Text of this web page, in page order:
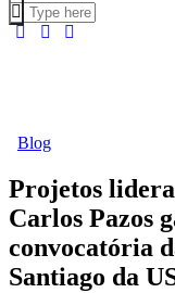
Blog
Projetos
Carlos Pazos
convocatória
Santiago da